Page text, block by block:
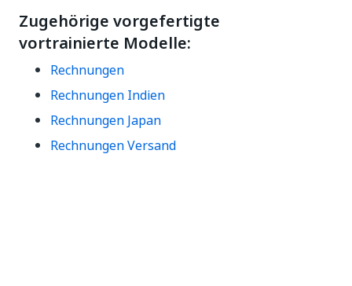
Zugehörige vorgefertigte
vortrainierte Modelle:
Rechnungen
Rechnungen Indien
Rechnungen Japan
Rechnungen Versand